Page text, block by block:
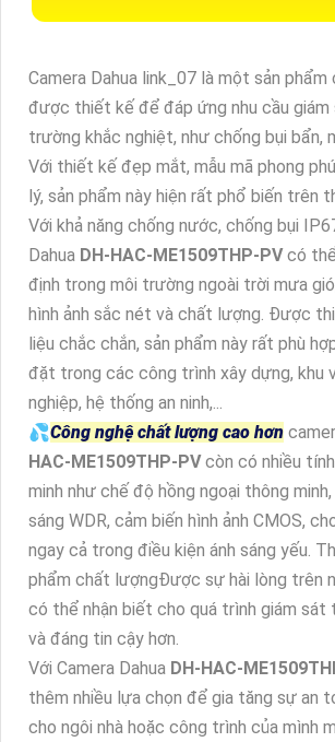
Camera Dahua link_07 là một sản
được thiết kế để đáp ứng nhu cầu
trường khắc nghiệt, như chống bụi bẩn,
Với thiết kế đẹp mắt, mẫu mã phong
lý, sản phẩm này hiện rất phổ biến trên
Với khả năng chống nước, chống bụi
Dahua DH-HAC-ME1509THP-PVcó
định trong môi trường ngoài trời mưa
hình ảnh sắc nét và chất lượng. Được
liệu chắc chắn, sản phẩm này rất phù
đặt trong các công trình xây dựng, khu
nghiệp, hệ thống an ninh,...
💦Công nghệ chất lượng cao hơn
HAC-ME1509THP-PVcòn có nhiều
minh như chế độ hồng ngoại thông
sáng WDR, cảm biến hình ảnh CMOS,
ngay cả trong điều kiện ánh sáng yếu.
phẩm chất lượngĐược sự hài lòng trên
có thể nhận biết cho quá trình giám sát
và đáng tin cậy hơn.
Với Camera Dahua DH-HAC-
thêm nhiều lựa chọn để gia tăng sự an
cho ngôi nhà hoặc công trình của mình